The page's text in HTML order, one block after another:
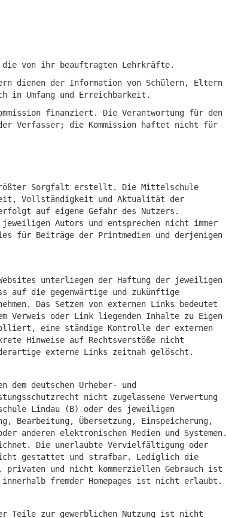
von ihr beauftragten Lehrkräfte.
dienen der Information von Schülern, Eltern
in Umfang und Erreichbarkeit.
finanziert. Die Verantwortung für den
Verfasser; die Kommission haftet nicht für
Sorgfalt erstellt. Die Mittelschule
Vollständigkeit und Aktualität der
auf eigene Gefahr des Nutzers.
jeweiligen Autors und entsprechen nicht immer
für Beiträge der Printmedien und derjenigen
unterliegen der Haftung der jeweiligen
auf die gegenwärtige und zukünftige
Das Setzen von externen Links bedeutet
oder Link liegenden Inhalte zu Eigen
eine ständige Kontrolle der externen
Hinweise auf Rechtsverstöße nicht
externe Links zeitnah gelöscht.
deutschen Urheber- und
nicht zugelassene Verwertung
Lindau (B) oder des jeweiligen
Bearbeitung, Übersetzung, Einspeicherung,
anderen elektronischen Medien und Systemen.
Die unerlaubte Vervielfältigung oder
gestattet und strafbar. Lediglich die
privaten und nicht kommerziellen Gebrauch ist
fremder Homepages ist nicht erlaubt.
Teile zur gewerblichen Nutzung ist nicht